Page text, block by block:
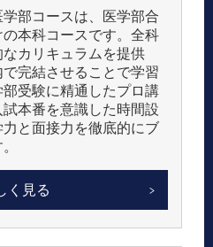
部コースは、医学部合
本科コースです。​全科
カリキュラムを提供
完結させることで学習
受験に精通したプロ講
本番を意識した時間設
と面接力を徹底的にブ
く見る